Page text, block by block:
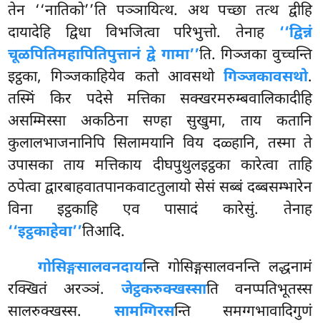
तेन ‘‘नातिको’’ति पञ्ञायित्थ. अथ पच्छा तत्थ द्वीहि
दायादेहि द्विधा विभजित्वा परिभुत्तो. तेनाह ‘‘द्विन्नं
चूळपितिमहापितिपुत्तानं द्वे गामा’’ति. गिञ्जका वुच्चन्ति
इट्ठका, गिञ्जकाहियेव कतो आवसथो गिञ्जकावसथो.
तस्मिं किर पदेसे मत्तिका सक्खरमरुम्बवालिकादीहि
असम्मिस्सा अकठिना सण्हा सुखुमा, ताय कतानि
कुलालभाजनानिपि सिलामयानि विय दळ्हानि, तस्मा ते
उपासका ताय मत्तिकाय दीघपुथुलइट्ठका कारेत्वा ताहि
ठपेत्वा द्वारबाहवातपानकवाटतुलायो सेसं सब्बं दब्बसम्भारेन
विना इट्ठकाहि एव पासादं कारेसुं. तेनाह
‘‘इट्ठकाहेवा’’तिआदि.
गोसिङ्गसालवनदायन्ति गोसिङ्गसालवनन्ति लद्धनामं
रक्खितं अरञ्ञं. जेट्ठकरुक्खस्साति वनप्पतिभूतस्स
सालरुक्खस्स. सामग्गिरसन्ति समग्गभावादिगुणं